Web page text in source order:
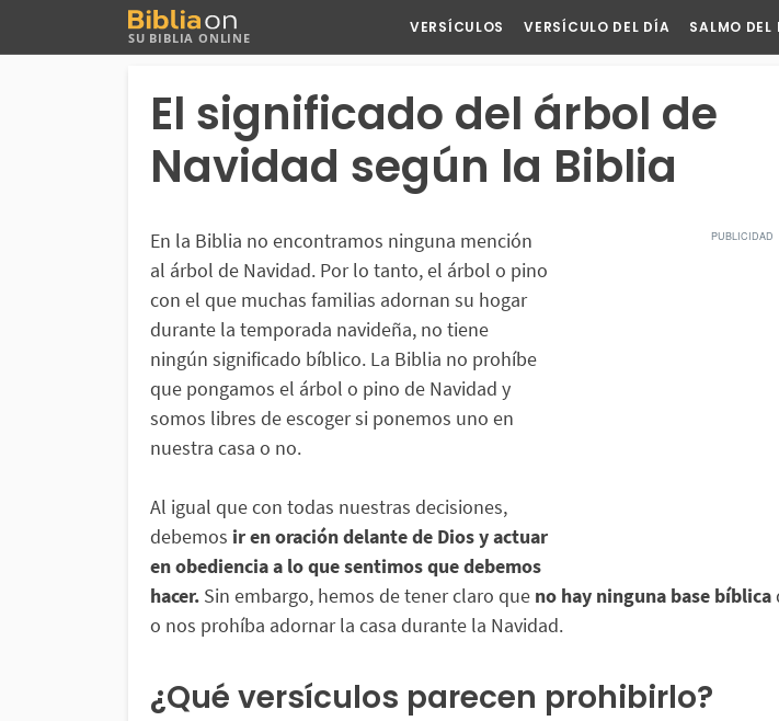
SU BIBLIA ONLINE
VERSÍCULOS VERSÍCULO DEL DÍA SALMO DEL
Buscar
El significado del árbol de
Navidad según la Biblia
En la Biblia no encontramos ninguna mención
al árbol de Navidad. Por lo tanto, el árbol o pino
con el que muchas familias adornan su hogar
durante la temporada navideña, no tiene
ningún significado bíblico. La Biblia no prohíbe
que pongamos el árbol o pino de Navidad y
somos libres de escoger si ponemos uno en
nuestra casa o no.
Al igual que con todas nuestras decisiones,
debemos ir en oración delante de Dios y actuar
en obediencia a lo que sentimos que debemos
hacer. Sin embargo, hemos de tener claro que no hay ninguna base bíblica
o nos prohíba adornar la casa durante la Navidad.
¿Qué versículos parecen prohibirlo?